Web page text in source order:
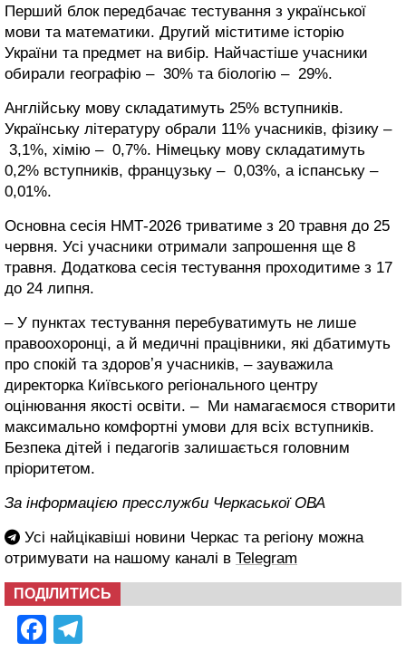
Перший блок передбачає тестування з української
мови та математики. Другий міститиме історію
України та предмет на вибір. Найчастіше учасники
обирали географію – 30% та біологію – 29%.
Англійську мову складатимуть 25% вступників.
Українську літературу обрали 11% учасників, фізику –
3,1%, хімію – 0,7%. Німецьку мову складатимуть
0,2% вступників, французьку – 0,03%, а іспанську –
0,01%.
Основна сесія НМТ-2026 триватиме з 20 травня до 25
червня. Усі учасники отримали запрошення ще 8
травня. Додаткова сесія тестування проходитиме з 17
до 24 липня.
– У пунктах тестування перебуватимуть не лише
правоохоронці, а й медичні працівники, які дбатимуть
про спокій та здоровʼя учасників, – зауважила
директорка Київського регіонального центру
оцінювання якості освіти. – Ми намагаємося створити
максимально комфортні умови для всіх вступників.
Безпека дітей і педагогів залишається головним
пріоритетом.
За інформацією пресслужби Черкаської ОВА
Усі найцікавіші новини Черкас та регіону можна
отримувати на нашому каналі в Telegram
ПОДІЛИТИСЬ
Facebook